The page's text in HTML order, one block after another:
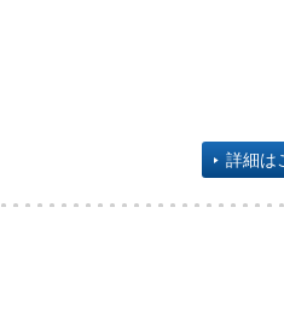
詳細は